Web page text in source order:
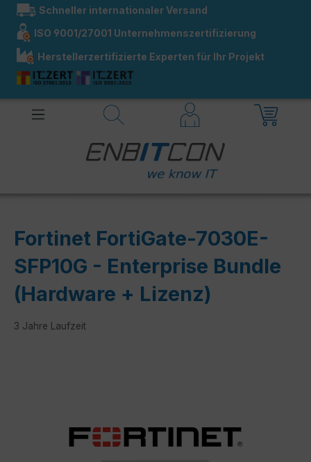
springen
Schneller internationaler Versand
ISO 9001/27001 Unternehmenszertifizierung
Herstellerzertifizierte Experten für Ihr Projekt
Fortinet FortiGate-7030E-
SFP10G - Enterprise Bundle
(Hardware + Lizenz)
3 Jahre Laufzeit